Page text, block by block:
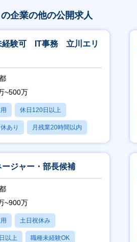
の企業の他の公開求人
経験可 IT事務 立川エリ
~500万
休日120日以上
あり 月残業20時間以内
ージャー・部長候補
~900万
土日祝休み
以上 職種未経験OK